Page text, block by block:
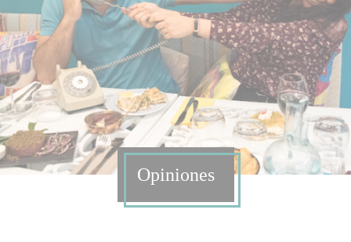
Opiniones